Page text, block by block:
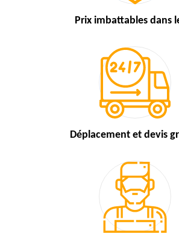
Prix imbattables dans
Déplacement et devis